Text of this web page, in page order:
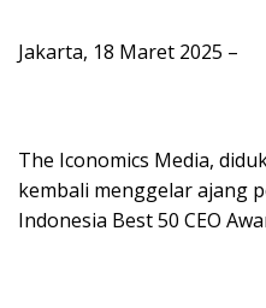
Jakarta, 18 Maret 2025 –
The Iconomics Media,
kembali menggelar ajang
Indonesia Best 50 CEO